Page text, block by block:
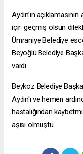
Aydın’ın
için geçmiş olsun
Ümraniye Belediye
Beyoğlu Belediye
vardı.
Beykoz Belediye
Aydın'ı ve hemen
hastalığından
aşısı olmuştu.